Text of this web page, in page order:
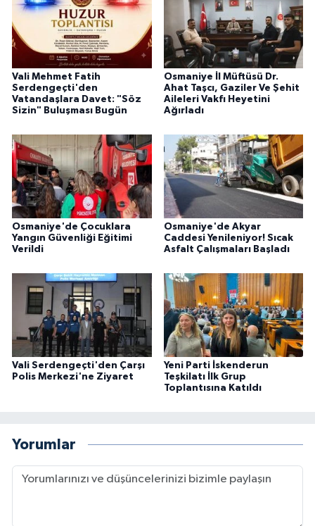
Vali Mehmet Fatih
Serdengeçti'den
Vatandaşlara Davet: "Söz
Sizin" Buluşması Bugün
Osmaniye İl Müftüsü Dr.
Ahat Taşcı, Gaziler Ve Şehit
Aileleri Vakfı Heyetini
Ağırladı
Osmaniye'de Çocuklara
Yangın Güvenliği Eğitimi
Verildi
Osmaniye'de Akyar
Caddesi Yenileniyor! Sıcak
Asfalt Çalışmaları Başladı
Vali Serdengeçti'den Çarşı
Polis Merkezi'ne Ziyaret
Yeni Parti İskenderun
Teşkilatı İlk Grup
Toplantısına Katıldı
Yorumlar